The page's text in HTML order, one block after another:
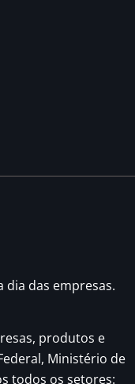
das empresas.
produtos e
Ministério de
todos os setores: